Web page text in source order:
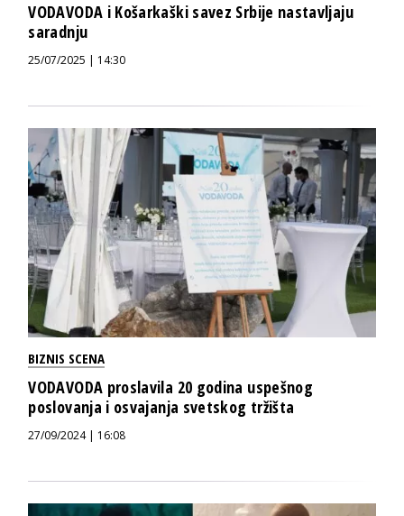
VODAVODA i Košarkaški savez Srbije nastavljaju
saradnju
25/07/2025 | 14:30
BIZNIS SCENA
VODAVODA proslavila 20 godina uspešnog
poslovanja i osvajanja svetskog tržišta
27/09/2024 | 16:08